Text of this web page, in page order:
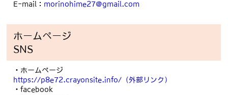
E-mail： morinohime27@gmail.com
ホームページ
SNS
・ホームページ
https://p8e72.crayonsite.info/ （外部リンク）
・facebook